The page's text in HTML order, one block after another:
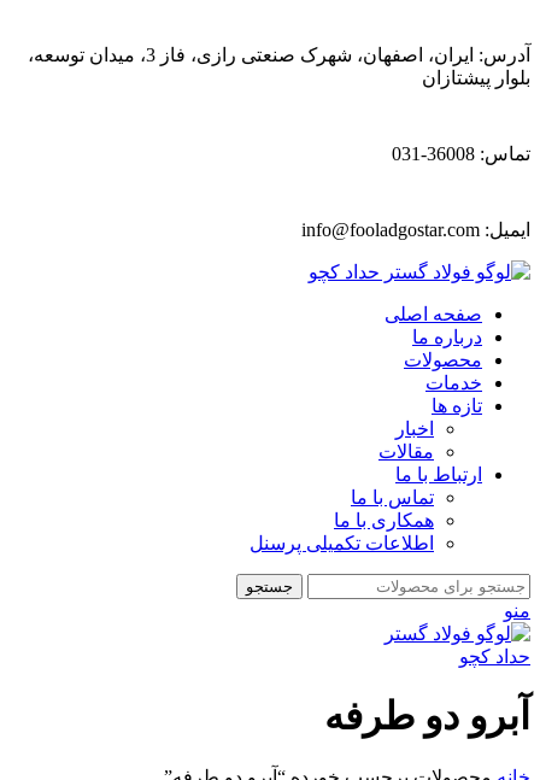
آدرس: ایران، اصفهان، شهرک صنعتی رازی، فاز 3، میدان توسعه،
بلوار پیشتازان
تماس: 36008-031
ایمیل: info@fooladgostar.com
صفحه اصلی
درباره ما
محصولات
خدمات
تازه ها
اخبار
مقالات
ارتباط با ما
تماس با ما
همکاری با ما
اطلاعات تکمیلی پرسنل
جستجو
منو
آبرو دو طرفه